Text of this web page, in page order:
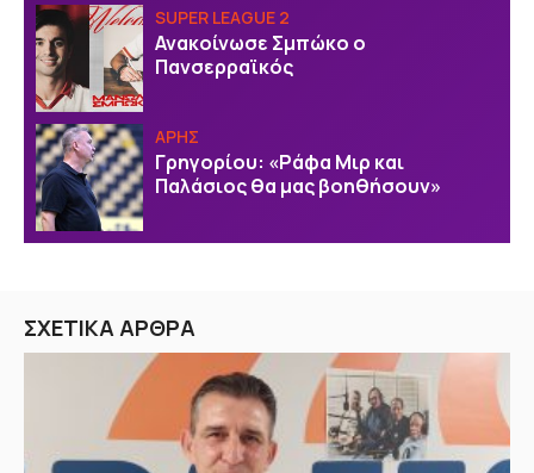
SUPER LEAGUE 2
Ανακοίνωσε Σμπώκο ο
Πανσερραϊκός
ΑΡΗΣ
Γρηγορίου: «Ράφα Μιρ και
Παλάσιος θα μας βοηθήσουν»
ΣΧΕΤΙΚΑ ΑΡΘΡΑ